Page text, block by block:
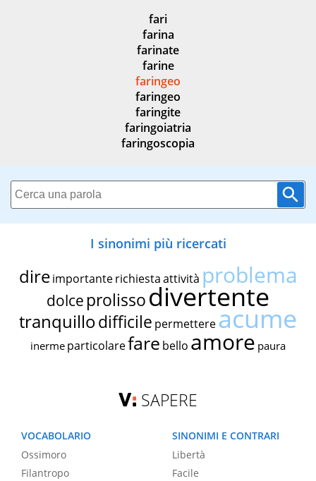
fari
farina
farinate
farine
faringeo
faringeo
faringite
faringoiatria
faringoscopia
I sinonimi più ricercati
dire importante richiestaattività problema
dolce prolissodivertente
tranquillodifficile permettereacume
inerme particolarefare bello amore paura
SAPERE
VOCABOLARIO
Ossimoro
Filantropo
SINONIMI E CONTRARI
Libertà
Facile